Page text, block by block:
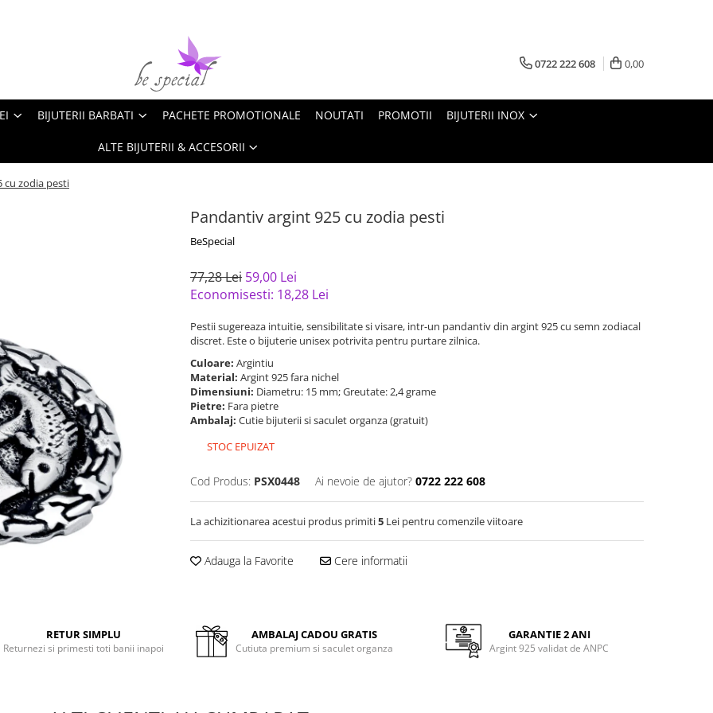
0722 222 608 0,00
BIJUTERII BARBATI PACHETE PROMOTIONALE NOUTATI PROMOTII BIJUTERII INOX
ALTE BIJUTERII & ACCESORII
cu zodia pesti
Pandantiv argint 925 cu zodia pesti
BeSpecial
77,28 Lei 59,00 Lei
Economisesti: 18,28 Lei
Pestii sugereaza intuitie, sensibilitate si visare, intr-un pandantiv din argint 925 cu semn zodiacal
discret. Este o bijuterie unisex potrivita pentru purtare zilnica.
Culoare: Argintiu
Material: Argint 925 fara nichel
Dimensiuni: Diametru: 15 mm; Greutate: 2,4 grame
Pietre: Fara pietre
Ambalaj: Cutie bijuterii si saculet organza (gratuit)
STOC EPUIZAT
Cod Produs: PSX0448 Ai nevoie de ajutor? 0722 222 608
La achizitionarea acestui produs primiti5 Lei pentru comenzile viitoare
Adauga la Favorite Cere informatii
RETUR SIMPLU
Returnezi si primesti toti banii inapoi
AMBALAJ CADOU GRATIS
Cutiuta premium si saculet organza
GARANTIE 2 ANI
Argint 925 validat de ANPC